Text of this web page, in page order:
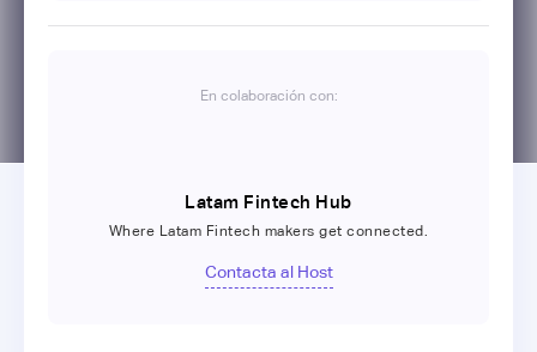
En colaboración con:
Latam Fintech Hub
Where Latam Fintech makers get connected.
Contacta al Host